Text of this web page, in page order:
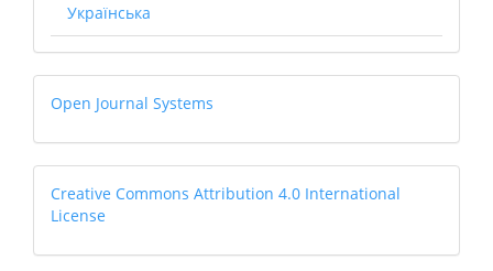
Українська
Open
Journal
Systems
Open Journal Systems
Creative
Creative Commons Attribution 4.0 International
License